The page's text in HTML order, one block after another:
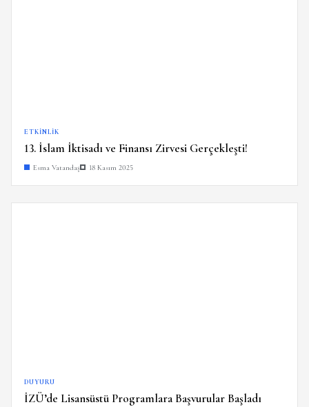
ETKINLIK
13. İslam İktisadı ve Finansı Zirvesi Gerçekleşti!
Esma Vatandaş 18 Kasım 2025
DUYURU
İZÜ’de Lisansüstü Programlara Başvurular Başladı